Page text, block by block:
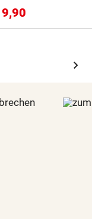
chevron_right